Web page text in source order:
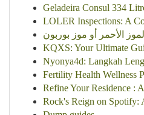
Geladeira Consul 334
LOLER Inspections: A
KQXS: Your Ultimate
Nyonya4d: Langkah
Fertility Health Wellness
Refine Your Residence :
Rock's Reign on Spotify: